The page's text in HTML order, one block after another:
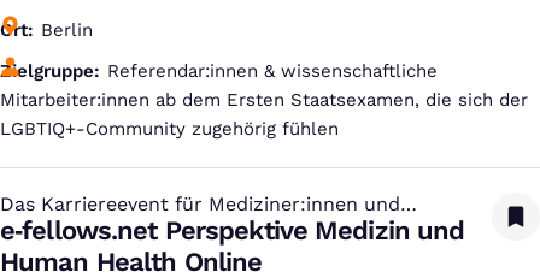
Ort
Berlin
Zielgruppe
Referendar:innen & wissenschaftliche
Mitarbeiter:innen ab dem Ersten Staatsexamen, die sich der
LGBTIQ+-Community zugehörig fühlen
Das Karriereevent für Mediziner:innen und
Studierende aus den Life Sciences
:
e‑fellows.net Perspektive Medizin und
Human Health Online